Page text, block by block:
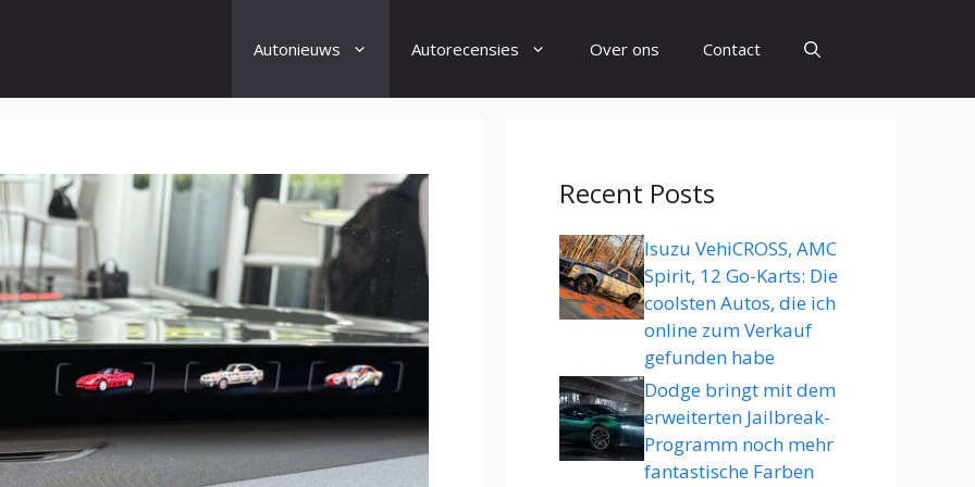
Autonieuws Autorecensies Over ons Contact
Recent Posts
Isuzu VehiCROSS, AMC
Spirit, 12 Go-Karts: Die
coolsten Autos, die ich
online zum Verkauf
gefunden habe
Dodge bringt mit dem
erweiterten Jailbreak-
Programm noch mehr
fantastische Farben